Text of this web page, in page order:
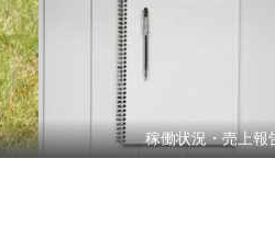
稼働状況・売上報